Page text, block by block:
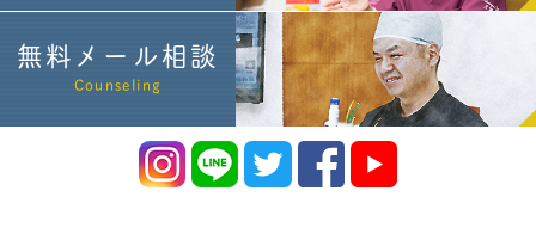
無料メール相談
Counseling